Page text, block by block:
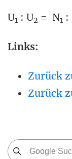
U1 : U2 = N1 :
Links:
Zurück
Zurück